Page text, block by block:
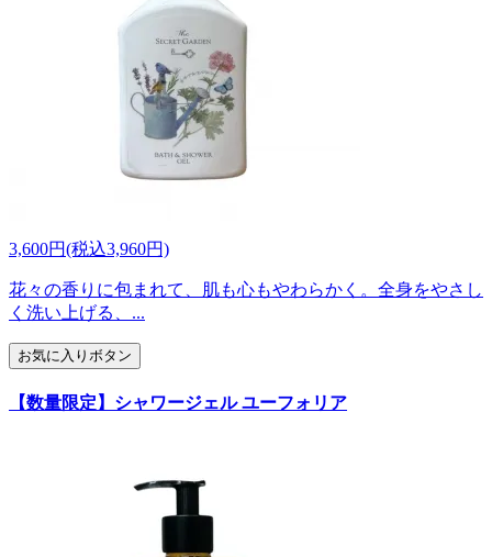
3,600円(税込3,960円)
花々の香りに包まれて、肌も心もやわらかく。全身をやさし
く洗い上げる、...
お気に入りボタン
【数量限定】シャワージェル ユーフォリア